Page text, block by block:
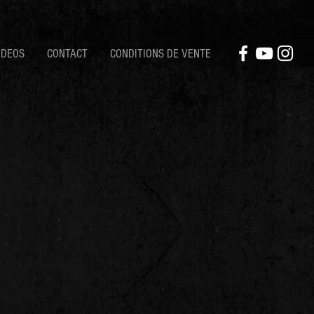
CONTACT CONDITIONS DE VENTE